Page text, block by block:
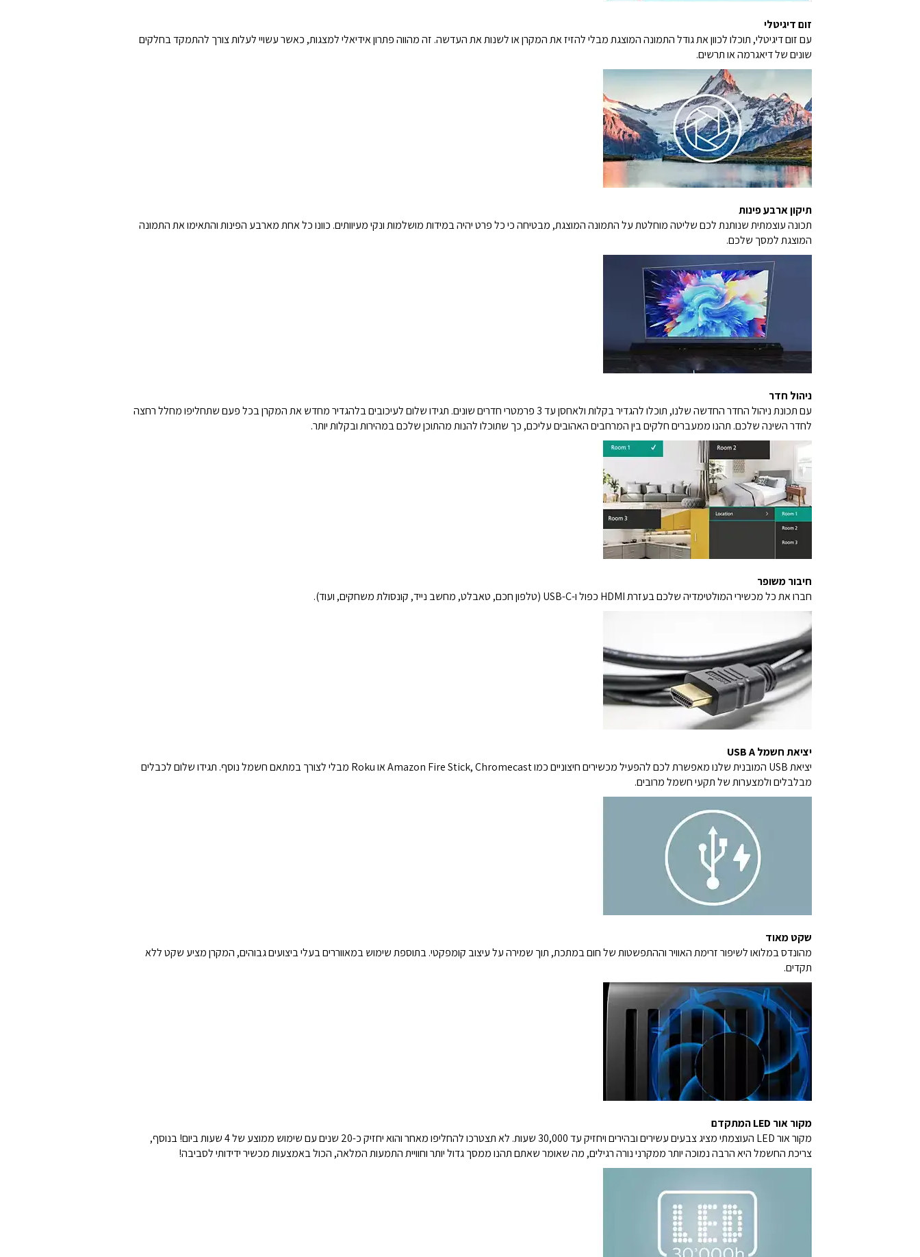
זום דיגיטלי
עם זום דיגיטלי, תוכלו לכוון את גודל התמונה המוצגת מבלי להזיז את המקרן או לשנות את העדשה. זה מהווה פתרון אידיאלי למצגות, כאשר עשויי לעלות צורך להתמקד בחלקים
שונים של דיאגרמה או תרשים.
תיקון ארבע פינות
תכונה עוצמתית שנותנת לכם שליטה מוחלטת על התמונה המוצגת, מבטיחה כי כל פרט יהיה במידות מושלמות ונקי מעיוותים. כוונו כל אחת מארבע הפינות והתאימו את התמונה
המוצגת למסך שלכם.
ניהול חדר
עם תכונת ניהול החדר החדשה שלנו, תוכלו להגדיר בקלות ולאחסן עד 3 פרמטרי חדרים שונים. תגידו שלום לעיכובים בלהגדיר מחדש את המקרן בכל פעם שתחליפו מחלל רחצה
לחדר השינה שלכם. תהנו ממעברים חלקים בין המרחבים האהובים עליכם, כך שתוכלו להנות מהתוכן שלכם במהירות ובקלות יותר.
חיבור משופר
חברו את כל מכשירי המולטימדיה שלכם בעזרת HDMI כפול ו-USB-C (טלפון חכם, טאבלט, מחשב נייד, קונסולת משחקים, ועוד).
יציאת חשמל USB A
יציאת USB המובנית שלנו מאפשרת לכם להפעיל מכשירים חיצוניים כמו Amazon Fire Stick, Chromecast או Roku מבלי לצורך במתאם חשמל נוסף. תגידו שלום לכבלים
מבלבלים ולמצערות של תקעי חשמל מרובים.
שקט מאוד
מהונדס במלואו לשיפור זרימת האוויר וההתפשטות של חום במתכת, תוך שמירה על עיצוב קומפקטי. בתוספת שימוש במאווררים בעלי ביצועים גבוהים, המקרן מציע שקט ללא
תקדים.
מקור אור LED המתקדם
מקור אור LED העוצמתי מציג צבעים עשירים ובהירים ויחזיק עד 30,000 שעות. לא תצטרכו להחליפו מאחר והוא יחזיק כ-20 שנים עם שימוש ממוצע של 4 שעות ביום! בנוסף,
צריכת החשמל היא הרבה נמוכה יותר ממקרני נורה רגילים, מה שאומר שאתם תהנו ממסך גדול יותר וחוויית התמעות המלאה, הכול באמצעות מכשיר ידידותי לסביבה!